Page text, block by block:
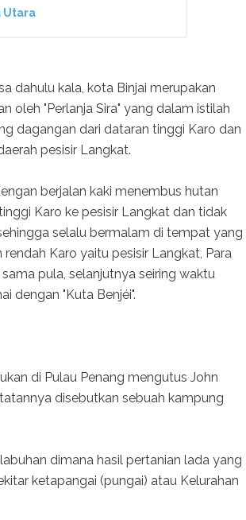
Utara
dahulu kala, kota Binjai merupakan
oleh "Perlanja Sira" yang dalam istilah
dagangan dari dataran tinggi Karo dan
pesisir Langkat.
berjalan kaki menembus hutan
Karo ke pesisir Langkat dan tidak
selalu bermalam di tempat yang
Karo yaitu pesisir Langkat, Para
pula, selanjutnya seiring waktu
dengan "Kuta Benjéi".
di Pulau Penang mengutus John
disebutkan sebuah kampung
dimana hasil pertanian lada yang
ketapangai (pungai) atau Kelurahan